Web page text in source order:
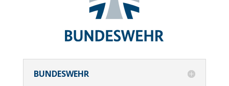
BUNDESWEHR